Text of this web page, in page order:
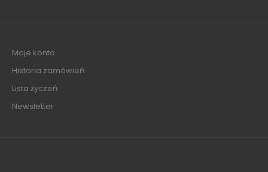
Moje konto
Historia zamówień
Lista życzeń
Newsletter